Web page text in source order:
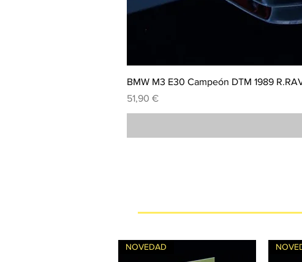
BMW M3 E30 Campeón DTM 1989
Precio
51,90 €
NOVEDAD